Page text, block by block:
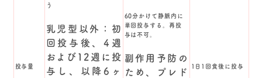
投与量
う
乳児型以外：初
回投与後、4週
および12週に投
与し、以降6ヶ
60分かけて静脈内に
単回投与する。再投
与は不可。
副作用予防の
ため、プレド
1日1回食後に投与